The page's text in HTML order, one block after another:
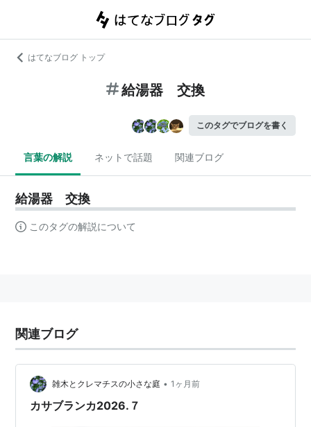
はてなブログ トップ
給湯器 交換
このタグでブログを書く
言葉の解説 ネットで話題 関連ブログ
給湯器 交換
このタグの解説について
関連ブログ
雑木とクレマチスの小さな庭 • 1ヶ月前
カサブランカ2026.７